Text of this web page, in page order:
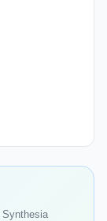
Synthesia